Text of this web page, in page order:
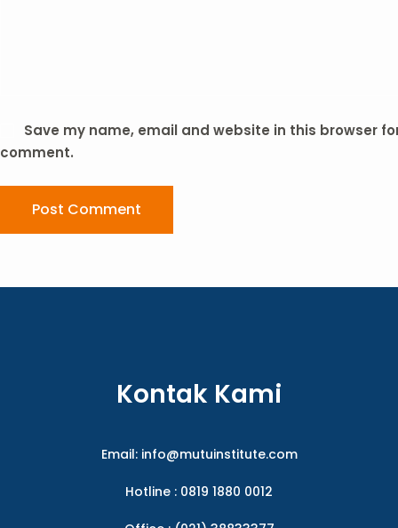
Save my name, email and website in this browser
comment.
Post Comment
Kontak Kami
Email: info@mutuinstitute.com
Hotline : 0819 1880 0012